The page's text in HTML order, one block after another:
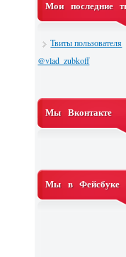
Мои последние
Твиты пользователя
@vlad_zubkoff
Мы Вконтакте
Мы в Фейсбуке